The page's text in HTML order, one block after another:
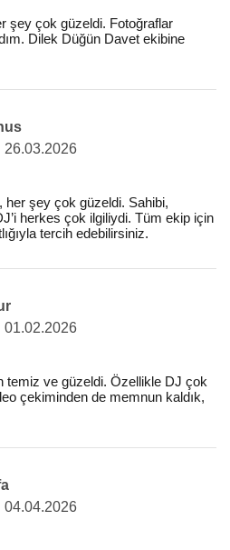
şey çok güzeldi. Fotoğraflar
Dilek Düğün Davet ekibine
26.03.2026
her şey çok güzeldi. Sahibi,
herkes çok ilgiliydi. Tüm ekip için
tercih edebilirsiniz.
01.02.2026
temiz ve güzeldi. Özellikle DJ çok
çekiminden de memnun kaldık,
04.04.2026